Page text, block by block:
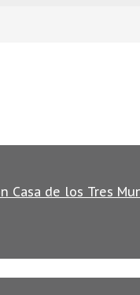
Casa de los Tres